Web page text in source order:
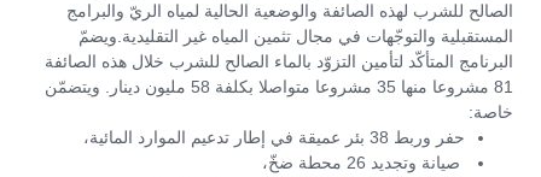
الصالح للشرب لهذه الصائفة والوضعية الحالية لمياه الريّ والبرامج
المستقبلية والتوجّهات في مجال تثمين المياه غير التقليدية.ويضمّ
البرنامج المتأكّد لتأمين التزوّد بالماء الصالح للشرب خلال هذه الصائفة
81 مشروعا منها 35 مشروعا متواصلا بكلفة 58 مليون دينار. ويتضمّن
خاصة:
حفر وربط 38 بئر عميقة في إطار تدعيم الموارد المائية،
صيانة وتجديد 26 محطة ضخّ،